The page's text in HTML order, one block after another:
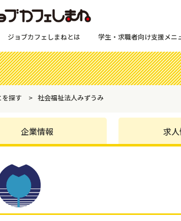
ジョブカフェしまねとは 学生・求職者向け支援メニ
を探す 社会福祉法人みずうみ
企業情報 求